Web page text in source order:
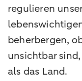
regulieren
beherbergen,
unsichtbar
als das Land.